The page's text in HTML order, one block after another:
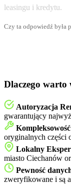
leasingu i kredytu.
Czy ta odpowiedź była
Dlaczego warto
Autoryzacja
gwarantujący
oryginalnych części
Lokalny
miasto Ciechanów
Pewność
zweryfikowane i są